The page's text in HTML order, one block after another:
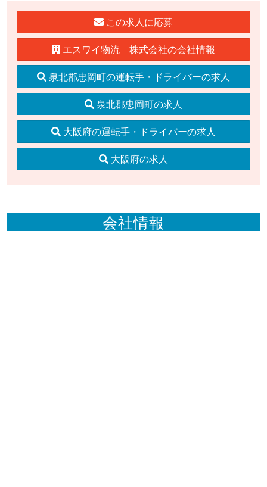
この求人に応募
エスワイ物流 株式会社の会社情報
泉北郡忠岡町の運転手・ドライバーの求人
泉北郡忠岡町の求人
大阪府の運転手・ドライバーの求人
大阪府の求人
会社情報